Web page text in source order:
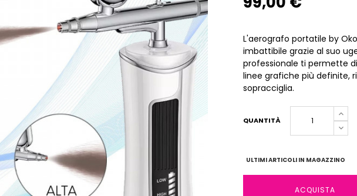
L'aerografo portatile by
imbattibile grazie al suo
professionale ti permette
linee grafiche più definite,
sopracciglia.
QUANTITÀ
ULTIMI ARTICOLI IN MAGAZZINO
ACQUISTA